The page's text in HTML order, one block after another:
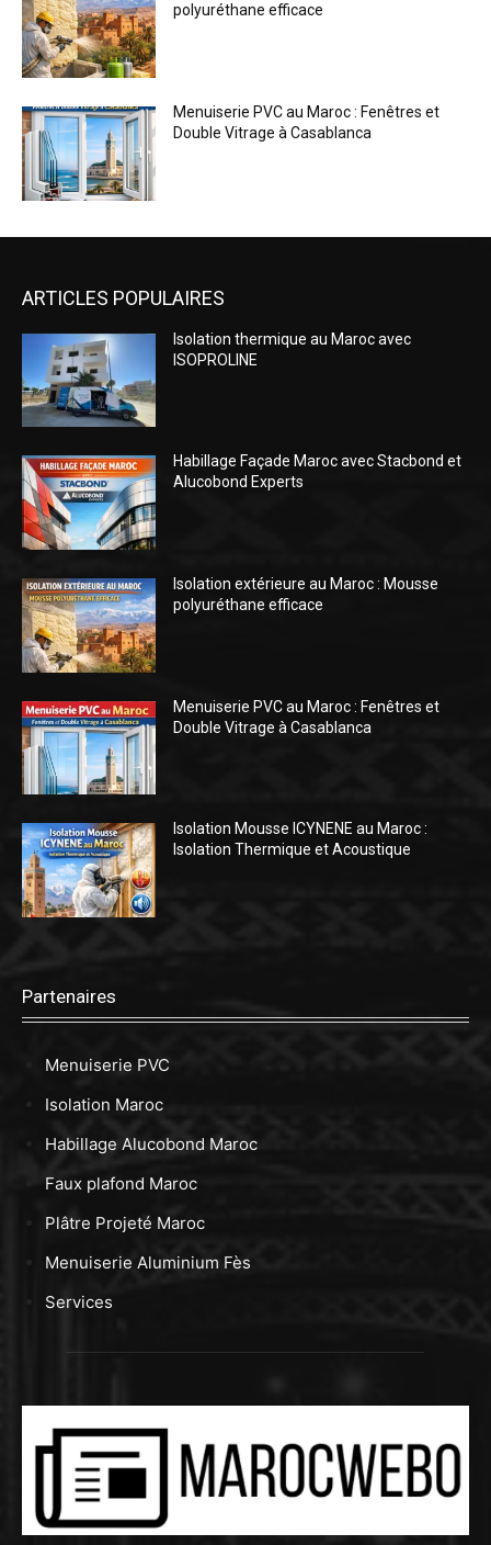
polyuréthane efficace
Menuiserie PVC au Maroc : Fenêtres et
Double Vitrage à Casablanca
ARTICLES POPULAIRES
Isolation thermique au Maroc avec
ISOPROLINE
Habillage Façade Maroc avec Stacbond et
Alucobond Experts
Isolation extérieure au Maroc : Mousse
polyuréthane efficace
Menuiserie PVC au Maroc : Fenêtres et
Double Vitrage à Casablanca
Isolation Mousse ICYNENE au Maroc :
Isolation Thermique et Acoustique
Partenaires
Menuiserie PVC
Isolation Maroc
Habillage Alucobond Maroc
Faux plafond Maroc
Plâtre Projeté Maroc
Menuiserie Aluminium Fès
Services